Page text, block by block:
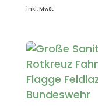
inkl. MwSt.